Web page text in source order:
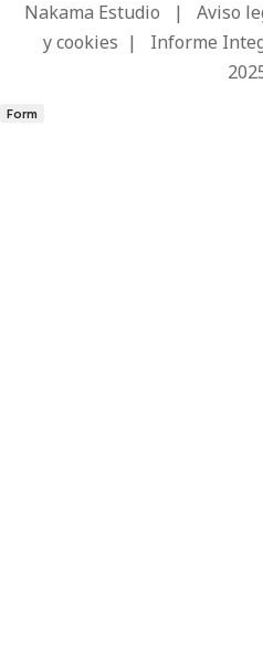
Nakama Estudio | Aviso
y cookies | Informe
Form